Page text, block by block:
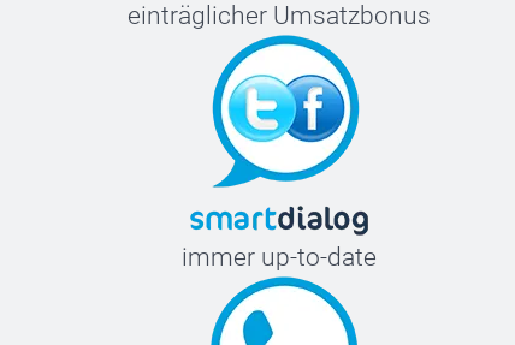
einträglicher Umsatzbonus
immer up-to-date